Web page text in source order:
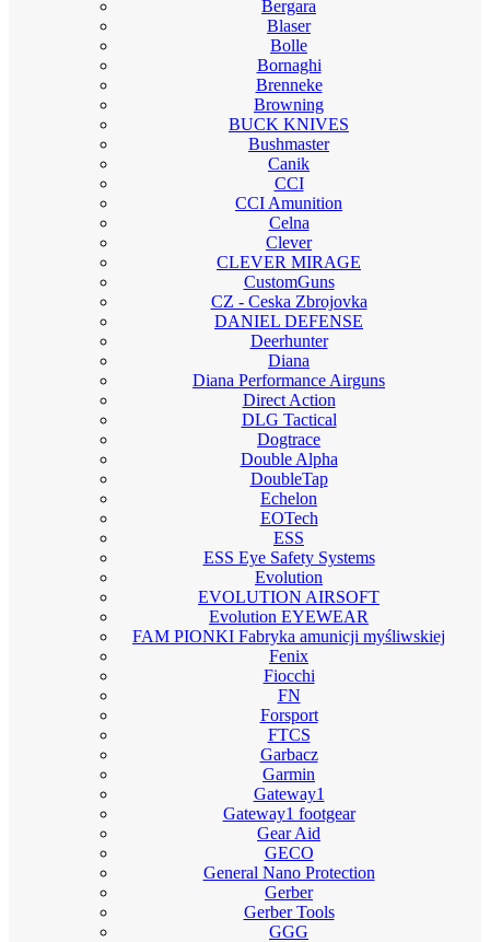
Bergara
Blaser
Bolle
Bornaghi
Brenneke
Browning
BUCK KNIVES
Bushmaster
Canik
CCI
CCI Amunition
Celna
Clever
CLEVER MIRAGE
CustomGuns
CZ - Ceska Zbrojovka
DANIEL DEFENSE
Deerhunter
Diana
Diana Performance Airguns
Direct Action
DLG Tactical
Dogtrace
Double Alpha
DoubleTap
Echelon
EOTech
ESS
ESS Eye Safety Systems
Evolution
EVOLUTION AIRSOFT
Evolution EYEWEAR
FAM PIONKI Fabryka amunicji myśliwskiej
Fenix
Fiocchi
FN
Forsport
FTCS
Garbacz
Garmin
Gateway1
Gateway1 footgear
Gear Aid
GECO
General Nano Protection
Gerber
Gerber Tools
GGG